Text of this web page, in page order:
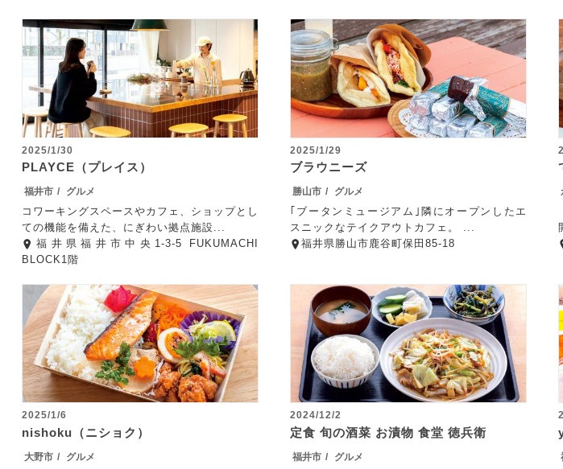
2025/1/30
PLAYCE（プレイス）
福井市 グルメ
コワーキングスペースやカフェ、ショップとし
ての機能を備えた、にぎわい拠点施設...
福井県福井市中央1-3-5 FUKUMACHI
BLOCK1階
2025/1/29
ブラウニーズ
勝山市 グルメ
｢ブータンミュージアム｣隣にオープンしたエ
スニックなテイクアウトカフェ。 ...
福井県勝山市鹿谷町保田85-18
2025/1/6
nishoku（ニショク）
大野市 グルメ
2024/12/2
定食 旬の酒菜 お漬物 食堂 徳兵衛
福井市 グルメ